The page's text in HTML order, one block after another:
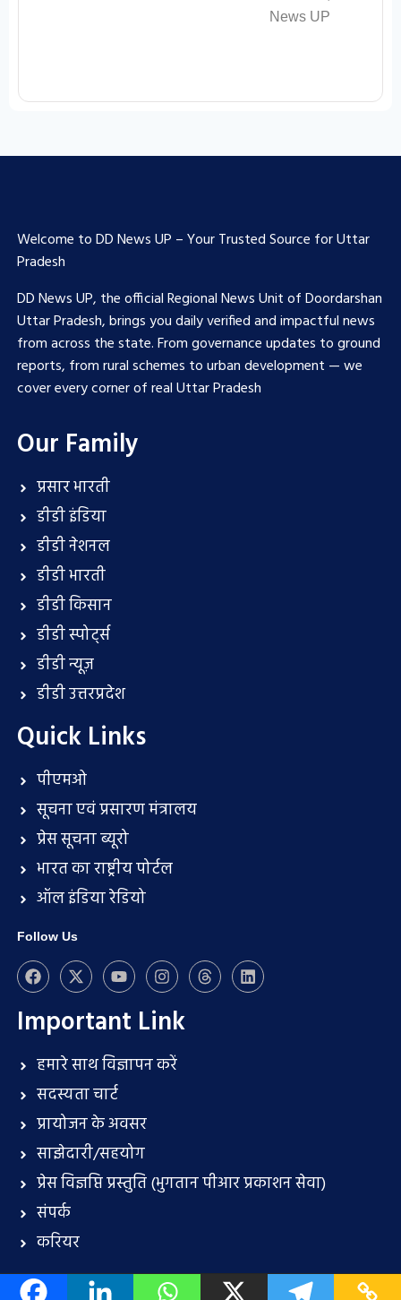
Welcome to DD News UP – Your Trusted Source for Uttar
Pradesh
DD News UP, the official Regional News Unit of Doordarshan
Uttar Pradesh, brings you daily verified and impactful news
from across the state. From governance updates to ground
reports, from rural schemes to urban development — we
cover every corner of real Uttar Pradesh
Our Family
प्रसार भारती
डीडी इंडिया
डीडी नेशनल
डीडी भारती
डीडी किसान
डीडी स्पोर्ट्स
डीडी न्यूज़
डीडी उत्तरप्रदेश
Quick Links
पीएमओ
सूचना एवं प्रसारण मंत्रालय
प्रेस सूचना ब्यूरो
भारत का राष्ट्रीय पोर्टल
ऑल इंडिया रेडियो
Follow Us
Important Link
हमारे साथ विज्ञापन करें
सदस्यता चार्ट
प्रायोजन के अवसर
साझेदारी/सहयोग
प्रेस विज्ञप्ति प्रस्तुति (भुगतान पीआर प्रकाशन सेवा)
संपर्क
करियर
About Us Terms and conditions Disclaimer Privacy Policy